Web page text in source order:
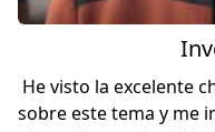
He visto la excelente
sobre este tema y me